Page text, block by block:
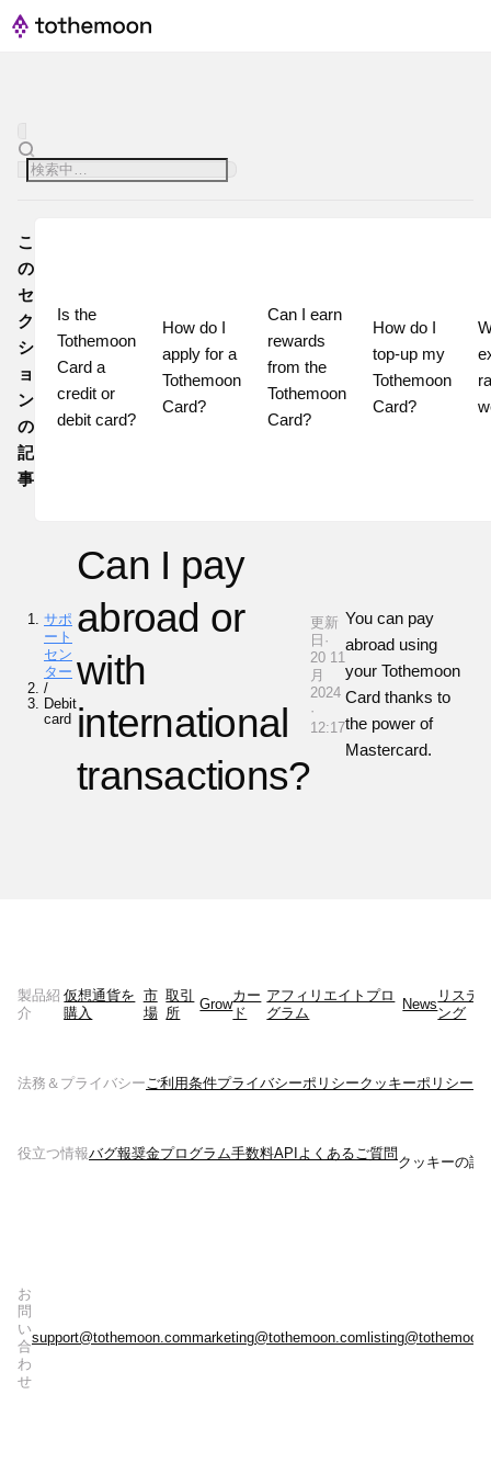
こ
の
セ
ク
シ
ョ
ン
の
記
事
Is the
Tothemoon
Card a
credit or
debit card?
How do I
apply for a
Tothemoon
Card?
Can I earn
rewards
from the
Tothemoon
Card?
How do I
top-up my
Tothemoon
Card?
サポ
ート
セン
ター
/
Debit
card
Can I pay
abroad or
with
international
transactions?
更新
日·
20 11
月
2024
·
12:17
You can pay
abroad using
yourTothemoon
Card thanks to
the power of
Mastercard.
製品紹
介
仮想通貨を
購入
市
場
取引
所
Grow
カー
ド
アフィリエイトプロ
グラム
News
リステ
ング
法務＆プライバシーご利用条件プライバシーポリシークッキーポリシー
役立つ情報バグ報奨金プログラム手数料API よくあるご質問
クッキーの設
お
問
い
合
わ
せ
support@tothemoon.commarketing@tothemoon.com